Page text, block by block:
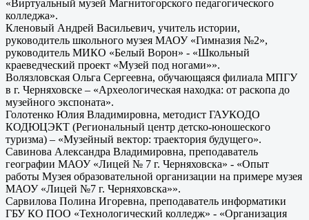
«Виртуальный музей Магнитогорского педагогического
колледжа».
Кленовый Андрей Васильевич, учитель истории,
руководитель школьного музея МАОУ «Гимназия №2»,
руководитель МИКО «Белый Ворон» - «Школьный
краеведческий проект «Музей под ногами»».
Волязловская Ольга Сергеевна, обучающаяся филиала МПГУ
в г. Черняховске – «Археологическая находка: от раскопа до
музейного экспоната».
Голотенко Юлия Владимировна, методист ГАУКОДО
КОДЮЦЭКТ (Региональный центр детско-юношеского
туризма) – «Музейный вектор: траектория будущего».
Савинова Александра Владимировна, преподаватель
географии МАОУ «Лицей № 7 г. Черняховска» - «Опыт
работы Музея образовательной организации на примере музея
МАОУ «Лицей №7 г. Черняховска»».
Сарвилова Полина Игоревна, преподаватель информатики
ГБУ КО ПОО «Технологический колледж» - «Организация